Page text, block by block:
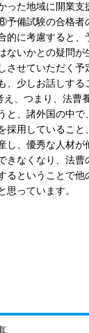
った地域に開業
予備試験の合格者
的に考慮すると、
ないかとの疑問が
させていただく予
、少しお話しす
え、つまり、法曹
と、諸外国の中で
採用しているこ
し、優秀な人材
きなくなり、法
るということで
思っています。